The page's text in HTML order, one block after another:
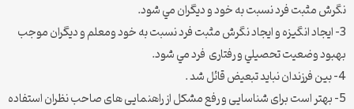
نگرش مثبت فرد نسبت به خود و ديگران مي شود.
3- ايجاد انگيزه و ایجاد نگرش مثبت فرد نسبت به خود ومعلم و دیگران موجب
بهبود وضعيت تحصيلي و رفتاری فرد مي شود.
4- بین فرزندان نباید تبعیض قائل شد .
5- بهتر است برای شناسایی و رفع مشکل از راهنمایی های صاحب نظران استفاده